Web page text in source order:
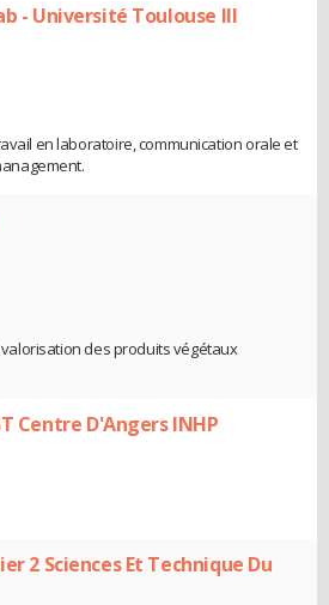
- Université Toulouse III
en laboratoire, communication orale et
des produits végétaux
Centre D'Angers INHP
2 Sciences Et Technique Du